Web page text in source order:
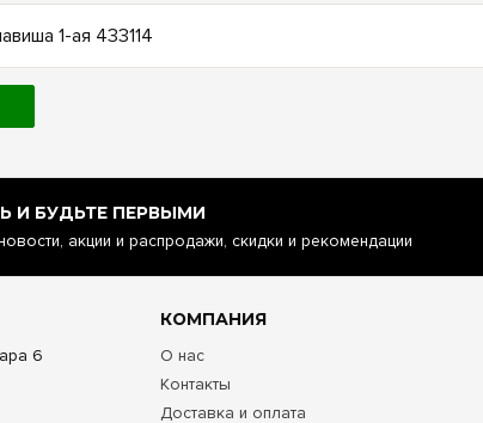
1-ая 433114
И БУДЬТЕ ПЕРВЫМИ
акции и распродажи, скидки и рекомендации
6
КОМПАНИЯ
О нас
Контакты
Доставка и оплата